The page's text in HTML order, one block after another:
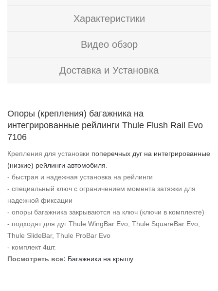
Характеристики
Видео обзор
Доставка и Установка
Опоры (крепления) багажника на
интегрированные рейлинги Thule Flush Rail Evo
7106
Крепления для установки поперечных дуг на интегрированные
(низкие) рейлинги автомобиля.
- быстрая и надежная установка на рейлинги
- специальный ключ с ограничением момента затяжки для
надежной фиксации
- опоры багажника закрываются на ключ (ключи в комплекте)
- подходят для дуг Thule WingBar Evo, Thule SquareBar Evo,
Thule SlideBar, Thule ProBar Evo
- комплект 4шт.
Посмотреть все: Багажники на крышу